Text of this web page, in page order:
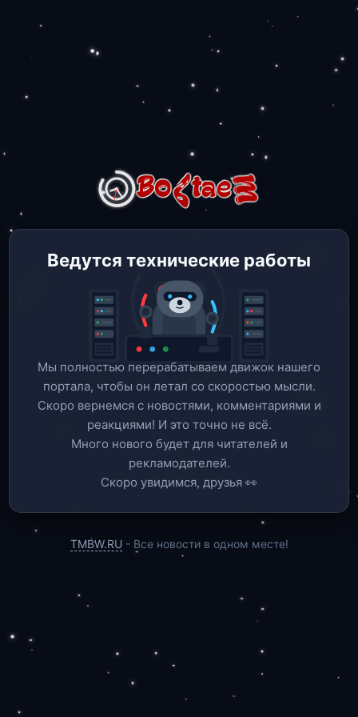
Ведутся технические работы
Мы полностью перерабатываем движок нашего
портала, чтобы он летал со скоростью мысли.
Скоро вернемся c новостями, комментариями и
реакциями! И это точно не всё.
Много нового будет для читателей и
рекламодателей.
Скоро увидимся, друзья 👀
TMBW.RU - Все новости в одном месте!